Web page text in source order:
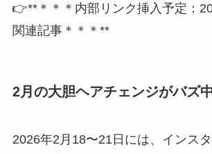
👉**＊＊＊内部リンク挿入予定：
関連記事＊＊＊**
2月の大胆ヘアチェンジがバズ
2026年2月18〜21日には、インス